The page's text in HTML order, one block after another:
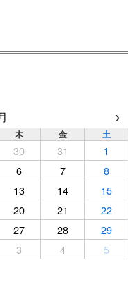
›
木 金 土
30 31
1
6 7
8
13 14
15
20 21
22
27 28
29
3 4 5